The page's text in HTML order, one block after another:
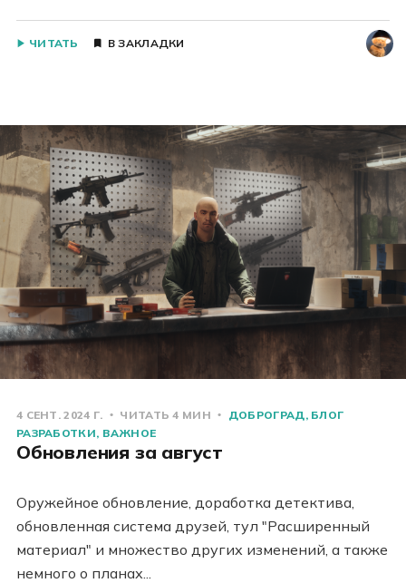
ЧИТАТЬ В ЗАКЛАДКИ
4 СЕНТ. 2024 Г. ЧИТАТЬ 4 МИН ДОБРОГРАД БЛОГ
РАЗРАБОТКИ ВАЖНОЕ
Обновления за август
Оружейное обновление, доработка детектива,
обновленная система друзей, тул "Расширенный
материал" и множество других изменений, а также
немного о планах...